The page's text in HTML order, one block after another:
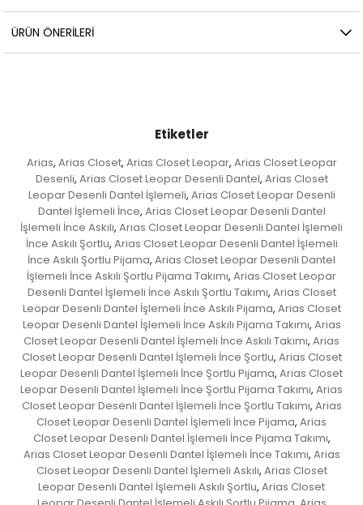
ÜRÜN ÖNERILERI
Etiketler
Arias, Arias Closet, Arias Closet Leopar, Arias Closet Leopar
Desenli, Arias Closet Leopar Desenli Dantel, Arias Closet
Leopar Desenli Dantel İşlemeli, Arias Closet Leopar Desenli
Dantel İşlemeli İnce, Arias Closet Leopar Desenli Dantel
İşlemeli İnce Askılı, Arias Closet Leopar Desenli Dantel İşlemeli
İnce Askılı Şortlu, Arias Closet Leopar Desenli Dantel İşlemeli
İnce Askılı Şortlu Pijama, Arias Closet Leopar Desenli Dantel
İşlemeli İnce Askılı Şortlu Pijama Takımı, Arias Closet Leopar
Desenli Dantel İşlemeli İnce Askılı Şortlu Takımı, Arias Closet
Leopar Desenli Dantel İşlemeli İnce Askılı Pijama, Arias Closet
Leopar Desenli Dantel İşlemeli İnce Askılı Pijama Takımı, Arias
Closet Leopar Desenli Dantel İşlemeli İnce Askılı Takımı, Arias
Closet Leopar Desenli Dantel İşlemeli İnce Şortlu, Arias Closet
Leopar Desenli Dantel İşlemeli İnce Şortlu Pijama, Arias Closet
Leopar Desenli Dantel İşlemeli İnce Şortlu Pijama Takımı, Arias
Closet Leopar Desenli Dantel İşlemeli İnce Şortlu Takımı, Arias
Closet Leopar Desenli Dantel İşlemeli İnce Pijama, Arias
Closet Leopar Desenli Dantel İşlemeli İnce Pijama Takımı,
Arias Closet Leopar Desenli Dantel İşlemeli İnce Takımı, Arias
Closet Leopar Desenli Dantel İşlemeli Askılı, Arias Closet
Leopar Desenli Dantel İşlemeli Askılı Şortlu, Arias Closet